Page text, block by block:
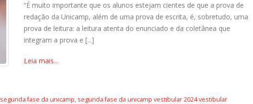
“É muito importante que os alunos estejam cientes de que a prova de
redação da Unicamp, além de uma prova de escrita, é, sobretudo, uma
prova de leitura: a leitura atenta do enunciado e da coletânea que
integram a prova e [...]
Leia mais...
segunda fase da unicamp, segunda fase da unicamp vestibular 2024 vestibular